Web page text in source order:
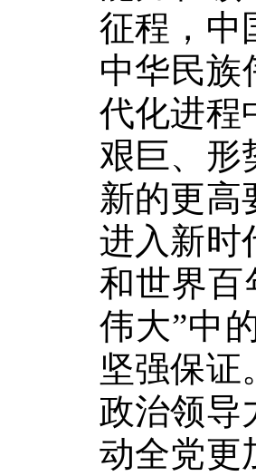
征程，中
中华民族
代化进程
艰巨、形
新的更高
进入新时
和世界百
伟大”中
坚强保证
政治领导
动全党更